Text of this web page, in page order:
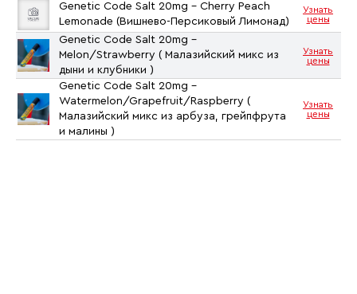
Genetic Code Salt 20mg - Cherry Peach
Lemonade (Вишнево-Персиковый Лимонад)
Узнать
цены
Genetic Code Salt 20mg -
Melon/Strawberry ( Малазийский микс из
дыни и клубники )
Узнать
цены
Genetic Code Salt 20mg -
Watermelon/Grapefruit/Raspberry (
Малазийский микс из арбуза, грейпфрута
и малины )
Узнать
цены